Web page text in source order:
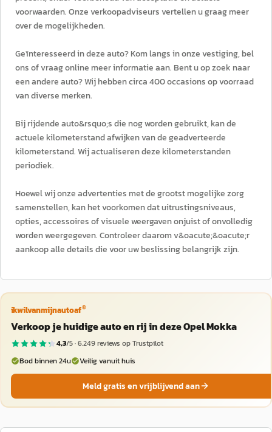
voorwaarden. Onze verkoopadviseurs vertellen u graag meer
over de mogelijkheden.
Geïnteresseerd in deze auto? Kom langs in onze vestiging, bel
ons of vraag online meer informatie aan. Bent u op zoek naar
een andere auto? Wij hebben circa 400 occasions op voorraad
van diverse merken.
Bij rijdende auto&rsquo;s die nog worden gebruikt, kan de
actuele kilometerstand afwijken van de geadverteerde
kilometerstand. Wij actualiseren deze kilometerstanden
periodiek.
Hoewel wij onze advertenties met de grootst mogelijke zorg
samenstellen, kan het voorkomen dat uitrustingsniveaus,
opties, accessoires of visuele weergaven onjuist of onvolledig
worden weergegeven. Controleer daarom v&oacute;&oacute;r
aankoop alle details die voor uw beslissing belangrijk zijn.
ikwilvanmijnautoaf®
Verkoop je huidige auto en rij in deze Opel Mokka
4,3/5 ·6.249reviews op Trustpilot
Bod binnen 24u
Veilig vanuit huis
Meld gratis en vrijblijvend aan